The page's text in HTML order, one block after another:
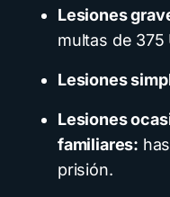
Lesiones
multas de 375
Lesiones
Lesiones
familiares:
prisión.